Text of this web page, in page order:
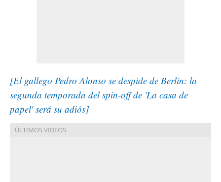
[El gallego Pedro Alonso se despide de Berlín: la
segunda temporada del spin-off de 'La casa de
papel' será su adiós]